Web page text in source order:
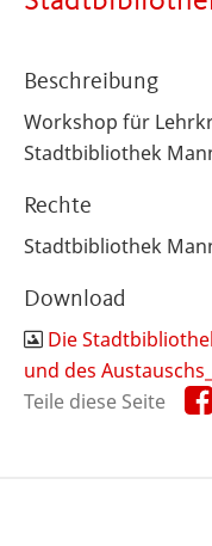
Beschreibung
Workshop für
Stadtbibliothek
Rechte
Stadtbibliothek
Download
Die
und des
Teile diese Seite